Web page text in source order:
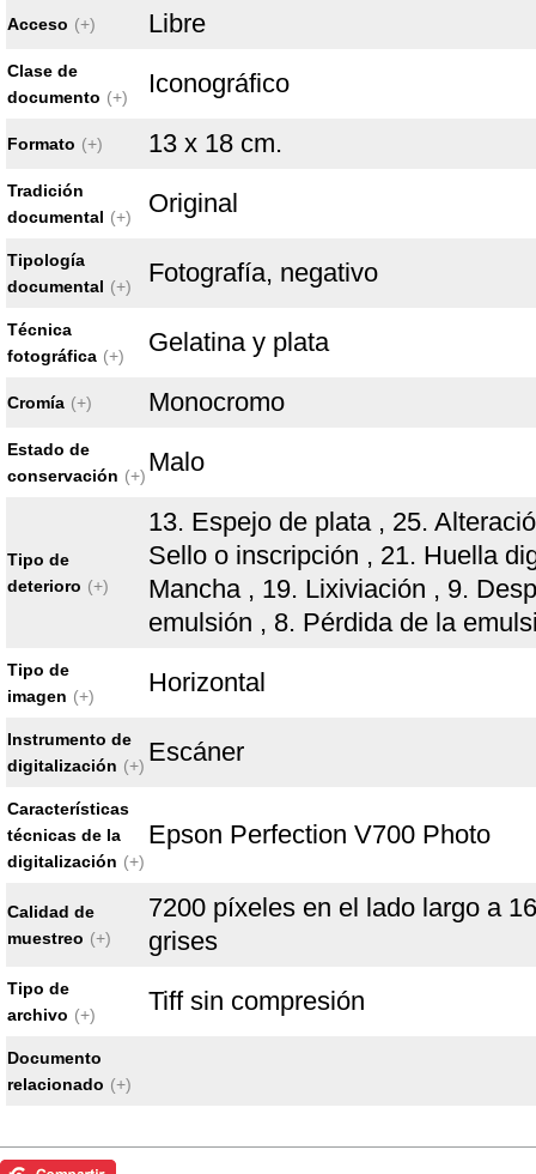
Acceso (+) Libre
Clase de
documento (+) Iconográfico
Formato (+) 13 x 18 cm.
Tradición
documental (+) Original
Tipología
documental (+) Fotografía, negativo
Técnica
fotográfica (+) Gelatina y plata
Cromía (+) Monocromo
Estado de
conservación (+) Malo
Tipo de
deterioro (+)
13. Espejo de plata , 25.
Sello o inscripción , 21. Huella
Mancha , 19. Lixiviación , 9.
emulsión , 8. Pérdida de la
Tipo de
imagen (+) Horizontal
Instrumento de
digitalización (+) Escáner
Características
técnicas de la
digitalización (+)
Epson Perfection V700 Photo
Calidad de
muestreo (+)
7200 píxeles en el lado largo a
grises
Tipo de
archivo (+) Tiff sin compresión
Documento
relacionado (+)